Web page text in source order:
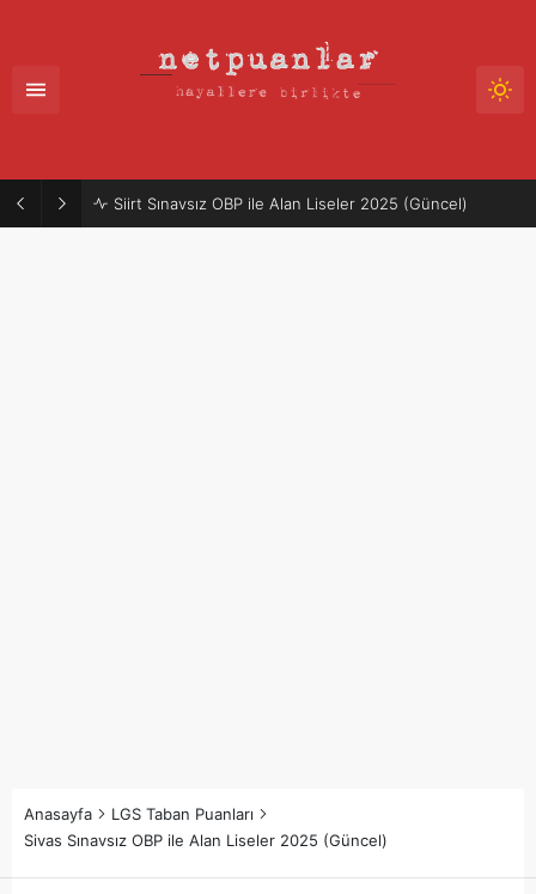
Mütercim Atama Puanları 2025-2026 | Merkezi Atama
Anasayfa
LGS Taban Puanları
Sivas Sınavsız OBP ile Alan Liseler 2025 (Güncel)